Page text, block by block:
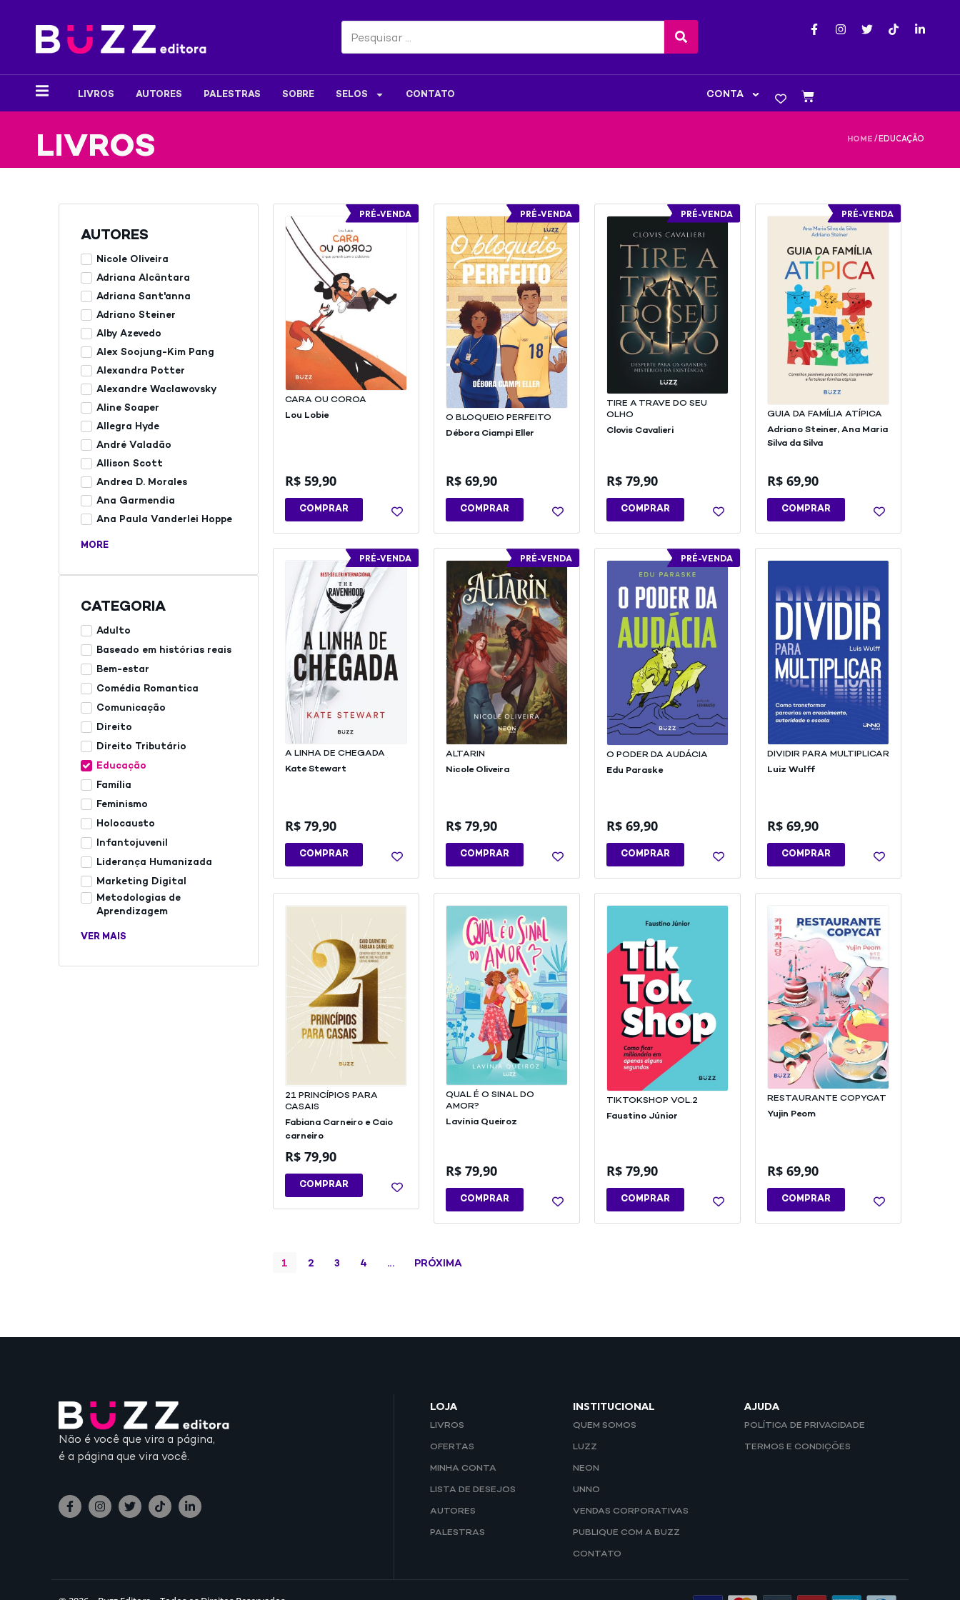
LIVROS AUTORES PALESTRAS SOBRE SELOS CONTATO CONTA
LIVROS HOME / EDUCAÇÃO
AUTORES
Nicole Oliveira
Adriana Alcântara
Adriana Sant'anna
Adriano Steiner
Alby Azevedo
Alex Soojung-Kim Pang
Alexandra Potter
Alexandre Waclawovsky
Aline Soaper
Allegra Hyde
André Valadão
Allison Scott
Andrea D. Morales
Ana Garmendia
Ana Paula Vanderlei Hoppe
MORE
CATEGORIA
Adulto
Baseado em histórias reais
Bem-estar
Comédia Romantica
Comunicação
Direito
Direito Tributário
Educação
Família
Feminismo
Holocausto
Infantojuvenil
Liderança Humanizada
Marketing Digital
Metodologias de
Aprendizagem
VER MAIS
PRÉ-VENDA
CARA OU COROA
Lou Lobie
R$ 59,90
COMPRAR
PRÉ-VENDA
O BLOQUEIO PERFEITO
Débora Ciampi Eller
R$ 69,90
COMPRAR
PRÉ-VENDA
TIRE A TRAVE DO SEU
OLHO
Clovis Cavalieri
R$ 79,90
COMPRAR
PRÉ-VENDA
GUIA DA FAMÍLIA ATÍPICA
Adriano Steiner, Ana Maria
Silva da Silva
R$ 69,90
COMPRAR
PRÉ-VENDA
A LINHA DE CHEGADA
Kate Stewart
R$ 79,90
COMPRAR
PRÉ-VENDA
ALTARIN
Nicole Oliveira
R$ 79,90
COMPRAR
PRÉ-VENDA
O PODER DA AUDÁCIA
Edu Paraske
R$ 69,90
COMPRAR
DIVIDIR PARA MULTIPLICAR
Luiz Wulff
R$ 69,90
COMPRAR
21 PRINCÍPIOS PARA
CASAIS
Fabiana Carneiro e Caio
carneiro
R$ 79,90
COMPRAR
QUAL É O SINAL DO
AMOR?
Lavínia Queiroz
R$ 79,90
COMPRAR
TIKTOKSHOP VOL.2
Faustino Júnior
R$ 79,90
COMPRAR
RESTAURANTE COPYCAT
Yujin Peom
R$ 69,90
COMPRAR
1 2 3 4 … PRÓXIMA
Não é você que vira a página,
é a página que vira você.
LOJA
LIVROS
OFERTAS
MINHA CONTA
LISTA DE DESEJOS
AUTORES
PALESTRAS
INSTITUCIONAL
QUEM SOMOS
LUZZ
NEON
UNNO
VENDAS CORPORATIVAS
PUBLIQUE COM A BUZZ
CONTATO
AJUDA
POLÍTICA DE PRIVACIDADE
TERMOS E CONDIÇÕES